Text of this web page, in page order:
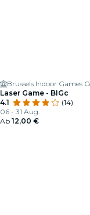
Laser Game - BIGc
4.1
(14)
06 - 31 Aug.
Ab 12,00 €